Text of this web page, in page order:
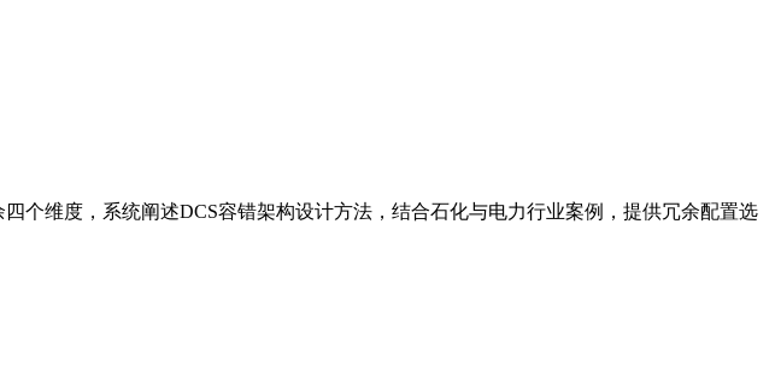
个维度，系统阐述DCS容错架构设计方法，结合石化与电力行业案例，提供冗余配置选